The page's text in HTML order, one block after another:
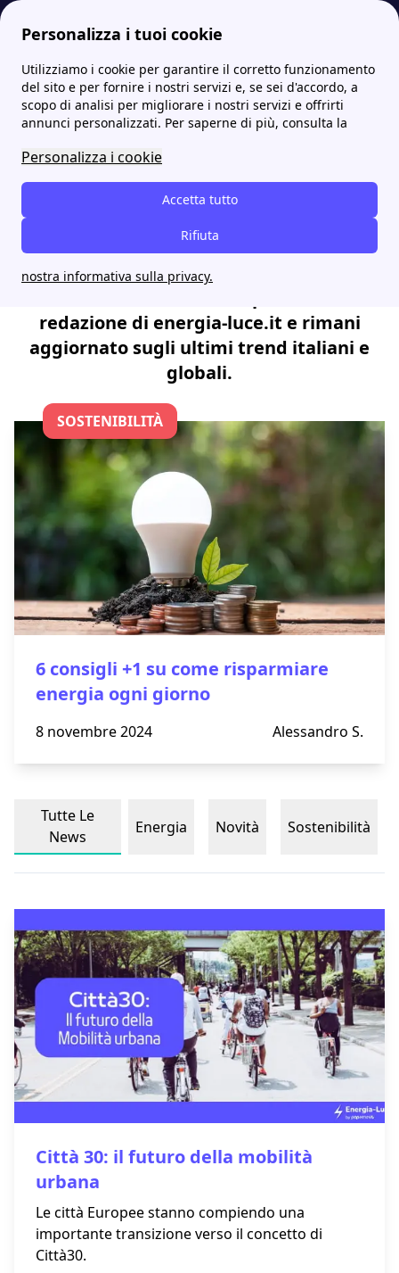
Personalizza i tuoi cookie
Utilizziamo i cookie per garantire il corretto funzionamento
del sito e per fornire i nostri servizi e, se sei d'accordo, a
scopo di analisi per migliorare i nostri servizi e offrirti
annunci personalizzati. Per saperne di più, consulta la
Personalizza i cookie
Accetta tutto
Rifiuta
nostra informativa sulla privacy.
Energia-Luce.it Scopri tutte le News su Energia e Sostenibilità grazie a energia-luce.it
Scopri tutte le News su
Energia e Sostenibilità
grazie a energia-luce.it
In questa sezione troverai tutte le ultime
news sul mondo dell'energia e della
redazione di energia-luce.it e rimani
aggiornato sugli ultimi trend italiani e
globali.
SOSTENIBILITÀ
6 consigli +1 su come risparmiare
energia ogni giorno
8 novembre 2024 Alessandro S.
Tutte Le
News
Energia Novità Sostenibilità
Città 30: il futuro della mobilità
urbana
Le città Europee stanno compiendo una
importante transizione verso il concetto di
Città30.